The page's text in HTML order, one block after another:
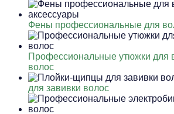
Фены профессиональные для
Профессиональные утюжки для
волос
для завивки волос